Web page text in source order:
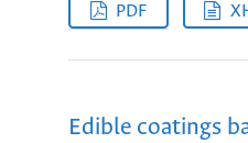
PDF
Edible coatings